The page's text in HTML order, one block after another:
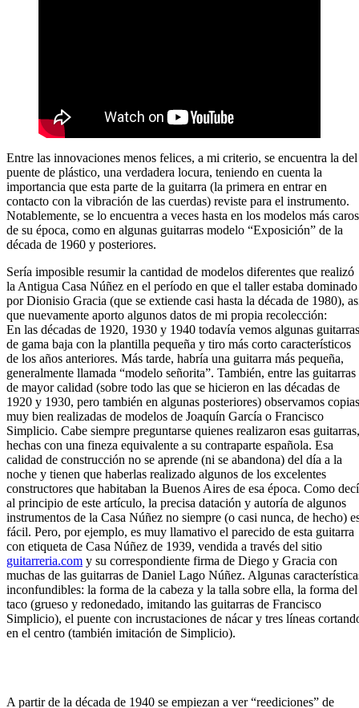
Entre las innovaciones menos felices, a mi criterio, se encuentra la del
puente de plástico, una verdadera locura, teniendo en cuenta la
importancia que esta parte de la guitarra (la primera en entrar en
contacto con la vibración de las cuerdas) reviste para el instrumento.
Notablemente, se lo encuentra a veces hasta en los modelos más caros
de su época, como en algunas guitarras modelo “Exposición” de la
década de 1960 y posteriores.
Sería imposible resumir la cantidad de modelos diferentes que realizó
la Antigua Casa Núñez en el período en que el taller estaba dominado
por Dionisio Gracia (que se extiende casi hasta la década de 1980),
que nuevamente aporto algunos datos de mi propia recolección:
En las décadas de 1920, 1930 y 1940 todavía vemos algunas guitarras
de gama baja con la plantilla pequeña y tiro más corto característicos
de los años anteriores. Más tarde, habría una guitarra más pequeña,
generalmente llamada “modelo señorita”. También, entre las guitarras
de mayor calidad (sobre todo las que se hicieron en las décadas de
1920 y 1930, pero también en algunas posteriores) observamos copias
muy bien realizadas de modelos de Joaquín García o Francisco
Simplicio. Cabe siempre preguntarse quienes realizaron esas guitarras,
hechas con una fineza equivalente a su contraparte española. Esa
calidad de construcción no se aprende (ni se abandona) del día a la
noche y tienen que haberlas realizado algunos de los excelentes
constructores que habitaban la Buenos Aires de esa época. Como
al principio de este artículo, la precisa datación y autoría de algunos
instrumentos de la Casa Núñez no siempre (o casi nunca, de hecho)
fácil. Pero, por ejemplo, es muy llamativo el parecido de esta guitarra
con etiqueta de Casa Núñez de 1939, vendida a través del sitio
guitarreria.com y su correspondiente firma de Diego y Gracia con
muchas de las guitarras de Daniel Lago Núñez. Algunas
inconfundibles: la forma de la cabeza y la talla sobre ella, la forma del
taco (grueso y redonedado, imitando las guitarras de Francisco
Simplicio), el puente con incrustaciones de nácar y tres líneas
en el centro (también imitación de Simplicio).
A partir de la década de 1940 se empiezan a ver “reediciones” de